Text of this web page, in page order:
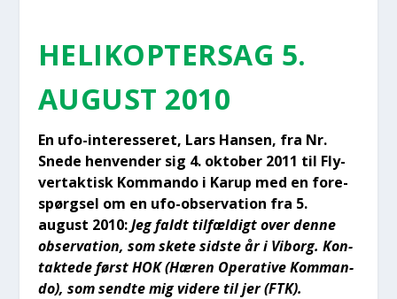
HELI­KOP­TER­SAG 5.
AUGUST 2010
En ufo-inter­es­se­ret, Lars Han­sen, fra Nr.
Sne­de hen­ven­der sig 4. okto­ber 2011 til Fly­
vertak­tisk Kom­man­do i Karup med en fore­
spørgsel om en ufo-obser­va­tion fra 5.
august 2010:Jeg faldt til­fæl­digt over den­ne
obser­va­tion, som ske­te sid­ste år i Viborg. Kon­
tak­te­de først HOK (Hæren Ope­ra­ti­ve Kom­man­
do), som send­te mig vide­re til jer (FTK).